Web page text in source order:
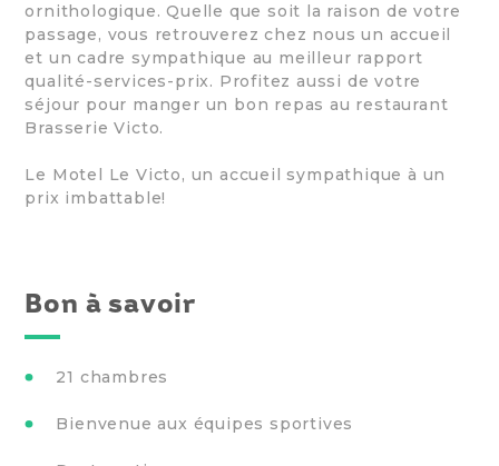
ornithologique. Quelle que soit la raison de votre
passage, vous retrouverez chez nous un accueil
et un cadre sympathique au meilleur rapport
qualité-services-prix. Profitez aussi de votre
séjour pour manger un bon repas au restaurant
Brasserie Victo.
Le Motel Le Victo, un accueil sympathique à un
prix imbattable!
Bon à savoir
21 chambres
Bienvenue aux équipes sportives